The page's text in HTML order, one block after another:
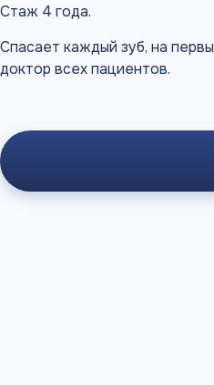
Стаж 4 года.
Спасает каждый зуб, на
доктор всех пациентов.